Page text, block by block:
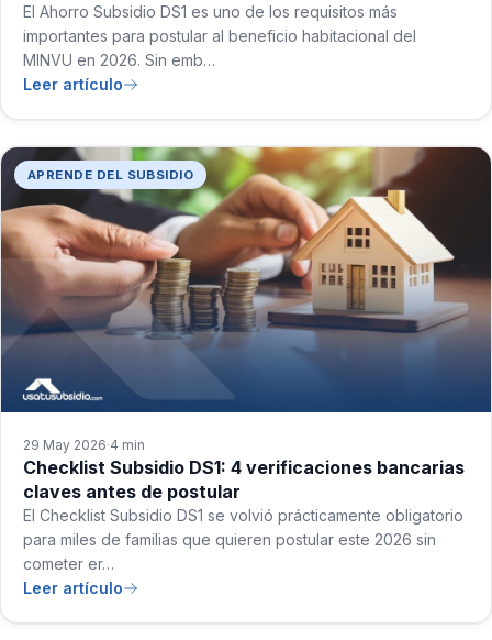
El Ahorro Subsidio DS1 es uno de los requisitos más
importantes para postular al beneficio habitacional del
MINVU en 2026. Sin emb…
Leer artículo
APRENDE DEL SUBSIDIO
29 May 2026·4 min
Checklist Subsidio DS1: 4 verificaciones bancarias
claves antes de postular
El Checklist Subsidio DS1 se volvió prácticamente obligatorio
para miles de familias que quieren postular este 2026 sin
cometer er…
Leer artículo